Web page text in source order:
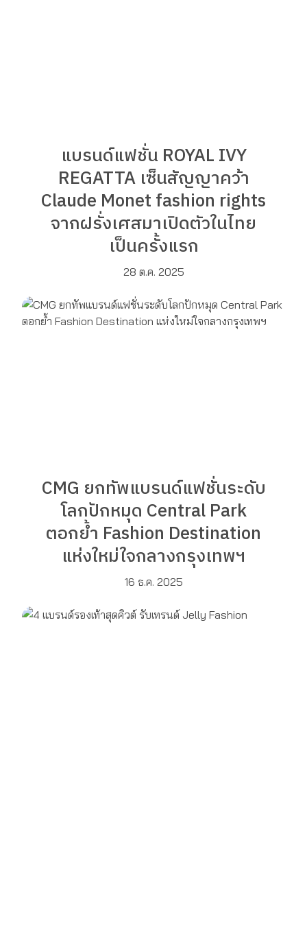
แบรนด์แฟชั่น ROYAL IVY
REGATTA เซ็นสัญญาคว้า
Claude Monet fashion rights
จากฝรั่งเศสมาเปิดตัวในไทย
เป็นครั้งแรก
28 ต.ค. 2025
CMG ยกทัพแบรนด์แฟชั่นระดับ
โลกปักหมุด Central Park
ตอกย้ำ Fashion Destination
แห่งใหม่ใจกลางกรุงเทพฯ
16 ธ.ค. 2025